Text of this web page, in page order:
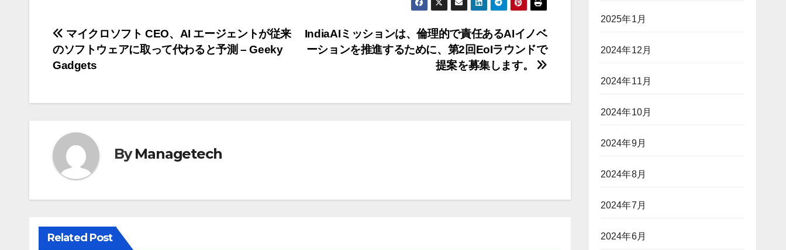
投
稿
ビ
ゲ
ー
シ
ョ
ン
IndiaAIミッションは、倫理的で責任あるAIイノベ
ーションを推進するために、第2回EoIラウンドで
提案を募集します。
マイクロソフト CEO、AI エージェントが従来
のソフトウェアに取って代わると予測 – Geeky
Gadgets
ByManagetech
Related Post
2025年1月
2024年12月
2024年11月
2024年10月
2024年9月
2024年8月
2024年7月
2024年6月